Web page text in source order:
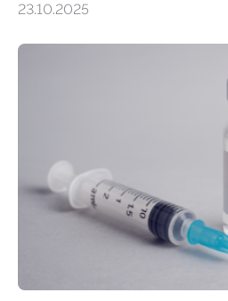
Betroffenen können mit
Dringend benötigt werden
nur Tumorschwachstellen
Gewebe verschonen.
Hertie-Institut für klinische
Universitätsklinikum Tübingen
Schwachstelle im Erbgut einer
Medulloblastoms gefunden.
Stiftung unterstützte das
23.10.2025